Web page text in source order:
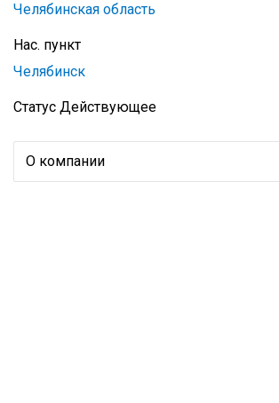
Челябинская область
Нас. пункт
Челябинск
Статус Действующее
О компании